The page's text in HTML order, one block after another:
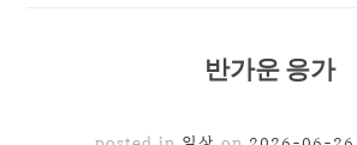
반가운 응가